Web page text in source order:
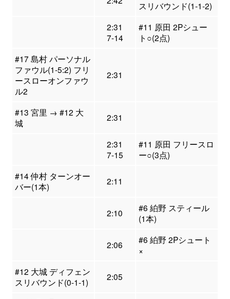
スリバウンド(1-1-2)
2:31
7-14
#11 原田 2Pシュー
ト○(2点)
#17 島村 パーソナル
ファウル(1-5:2) フリ
ースローオンファウ
ル2
2:31
#13 宮里 → #12 大
城
2:31
2:31
7-15
#11 原田 フリースロ
ー○(3点)
#14 仲村 ターンオー
バー(1本)
2:11
2:10
#6 絈野 スティール
(1本)
2:06
#6 絈野 2Pシュート
×
#12 大城 ディフェン
スリバウンド(0-1-1)
2:05